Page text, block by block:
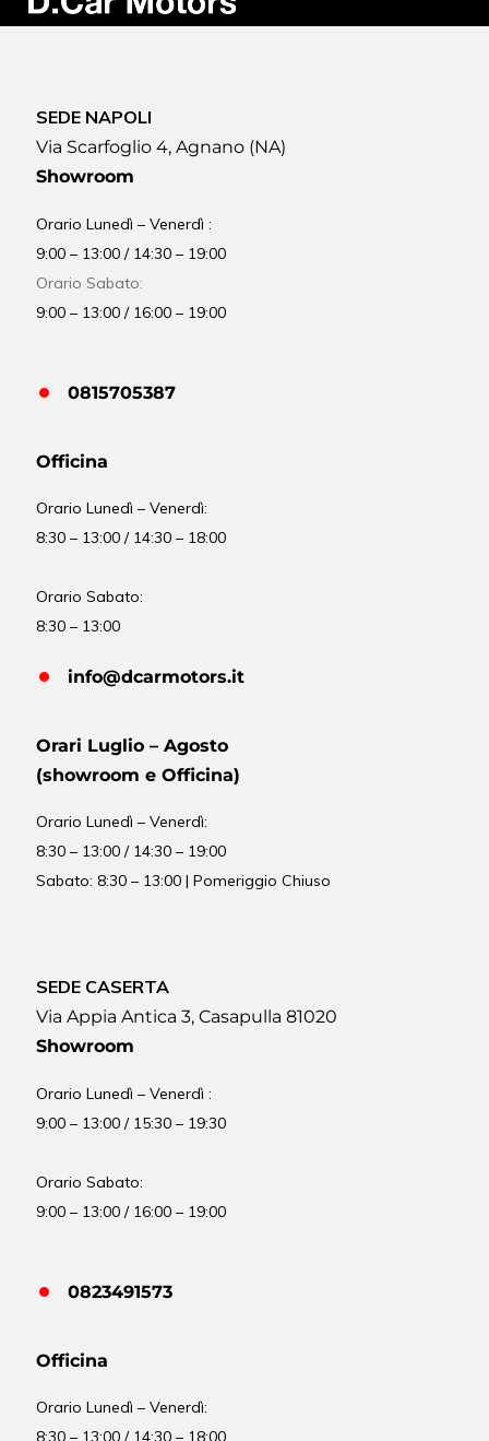
SEDE NAPOLI
Via Scarfoglio 4, Agnano (NA)
Showroom
Orario Lunedì – Venerdì :
9:00 – 13:00 / 14:30 – 19:00
Orario Sabato:
9:00 – 13:00 / 16:00 – 19:00
0815705387
Officina
OrarioLunedì – Venerdì:
8:30 – 13:00 / 14:30 – 18:00
Orario Sabato:
8:30 – 13:00
info@dcarmotors.it
Orari Luglio – Agosto
(showroom e Officina)
OrarioLunedì – Venerdì:
8:30 – 13:00 / 14:30 – 19:00
Sabato: 8:30 – 13:00 | Pomeriggio Chiuso
SEDE CASERTA
Via Appia Antica 3, Casapulla 81020
Showroom
Orario Lunedì – Venerdì :
9:00 – 13:00 / 15:30 – 19:30
Orario Sabato:
9:00 – 13:00 / 16:00 – 19:00
0823491573
Officina
OrarioLunedì – Venerdì:
8:30 – 13:00 / 14:30 – 18:00